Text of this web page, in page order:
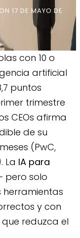
17 DE MAYO DE
con 10 o
artificial
puntos
trimestre
CEOs afirma
de su
(PwC,
La IA para
pero solo
y con
reduzca el